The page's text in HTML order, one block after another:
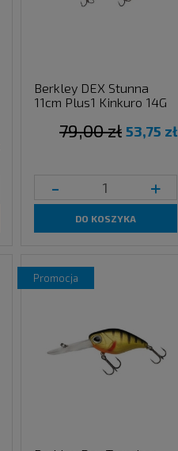
Berkley DEX Stunna
11cm Plus1 Kinkuro 14G
53,75 zł
79,00 zł
- +
DO KOSZYKA
promocja